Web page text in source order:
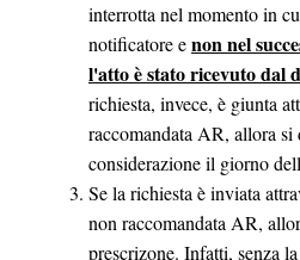
interrotta nel momento in
notificatore enon nel
l'atto è stato ricevuto dal
richiesta, invece, è giunta
raccomandata AR, allora si
considerazione il giorno
Se la richiesta è inviata
non raccomandata AR,
prescrizone. Infatti, senza